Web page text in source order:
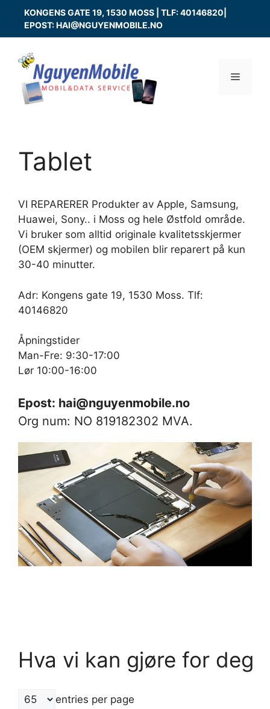
content
KONGENS GATE 19, 1530 MOSS | TLF: 40146820|
EPOST: HAI@NGUYENMOBILE.NO
Menu
Tablet
VI REPARERER Produkter av Apple, Samsung,
Huawei, Sony.. i Moss og hele Østfold område.
Vi bruker som alltid originale kvalitetsskjermer
(OEM skjermer) og mobilen blir reparert på kun
30-40 minutter.
Adr: Kongens gate 19, 1530 Moss. Tlf:
40146820
Åpningstider
Man-Fre: 9:30-17:00
Lør 10:00-16:00
Epost: hai@nguyenmobile.no
Org num: NO 819182302 MVA.
Hva vi kan gjøre for deg
entries per page